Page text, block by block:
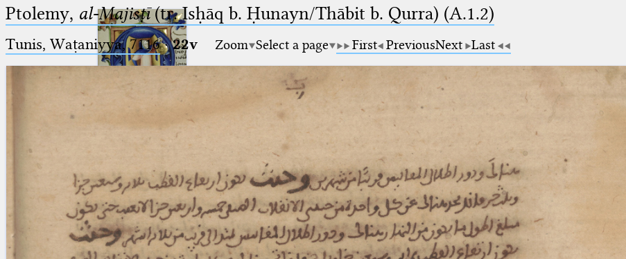
Ptolemaeus
Arabus et Latinus
(the underscore) is the placeholder
for exactly one character.
(the percent sign) is the
placeholder for no, one or more
Start
Project
Ptolemy, al-Majisṭī(tr. Isḥāq b. Ḥunayn/Thābit b. Qurra) (A.1.2)
Tunis, Waṭaniyya, 7116·22v Zoom Select a page First PreviousNext Last